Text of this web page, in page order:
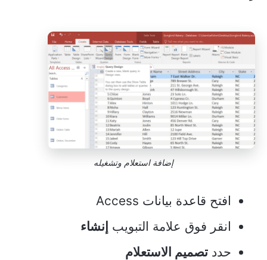
إضافة استعلام وتشغيله
افتح قاعدة بيانات Access
انقر فوق علامة التبويب إنشاء
حدد تصميم الاستعلام